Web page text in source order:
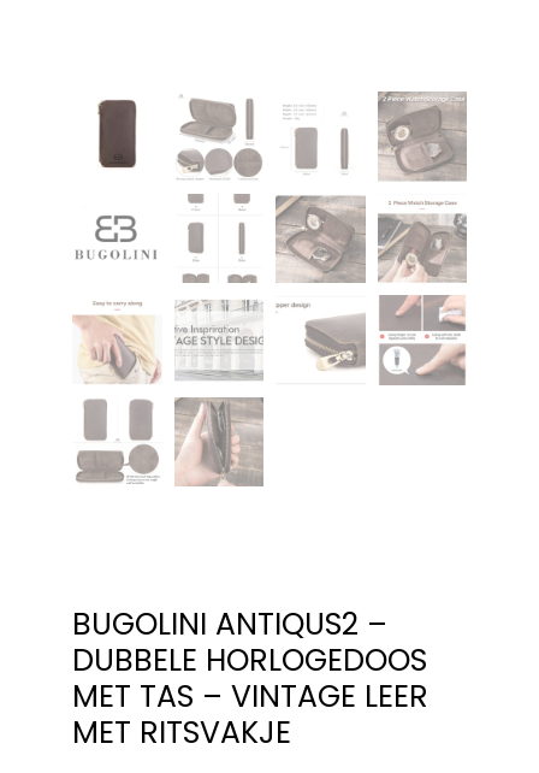
BUGOLINI ANTIQUS2 –
DUBBELE HORLOGEDOOS
MET TAS – VINTAGE LEER
MET RITSVAKJE